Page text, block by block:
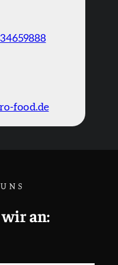
food.de
an: